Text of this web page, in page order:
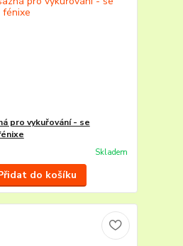
pro vykuřování - se
Skladem
do košíku